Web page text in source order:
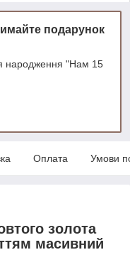
подарунок
народження "Нам 15
Оплата Умови
золота
масивний